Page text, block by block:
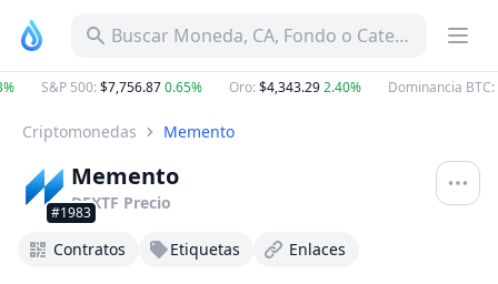
Buscar Moneda, CA, Fondo o Categoría
S&P 500:$7,756.870.65% Oro:$4,343.292.40% Dominancia BTC:
Criptomonedas Memento
#1983
Memento
DEXTF Precio
Contratos Etiquetas Enlaces